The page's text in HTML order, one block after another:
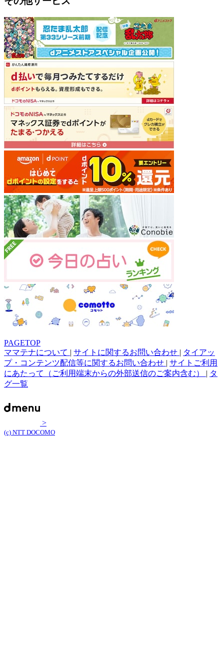
PAGETOP
ママテナについて | サイトに関するお問い合わせ | タイアッ
プ・コンテンツ配信等に関するお問い合わせ | サイトご利用
にあたって（ご利用端末からの外部送信のご案内含む） | タ
グ一覧
>
(c) NTT DOCOMO